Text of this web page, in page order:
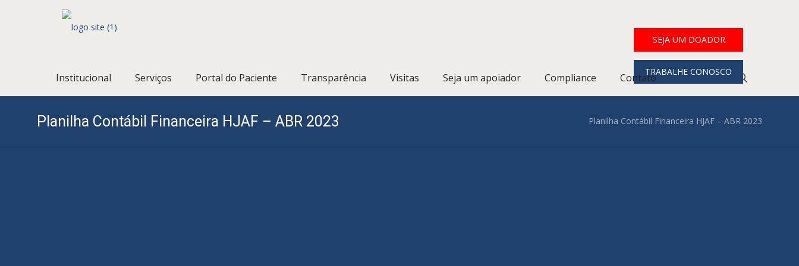
Institucional Serviços Portal do Paciente Transparência Visitas Seja um apoiador Compliance Contato
SEJA UM DOADOR
TRABALHE CONOSCO
Planilha Contábil Financeira HJAF – ABR 2023 Planilha Contábil Financeira HJAF – ABR 2023